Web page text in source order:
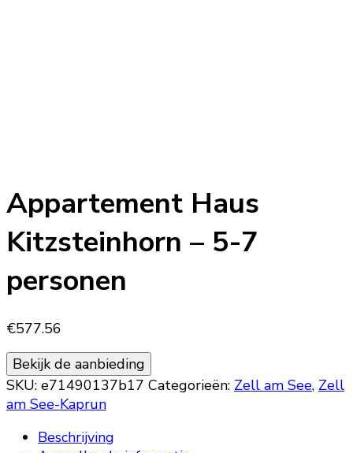
Appartement Haus
Kitzsteinhorn – 5-7
personen
€577.56
Bekijk de aanbieding
SKU: e71490137b17 Categorieën: Zell am See, Zell
am See-Kaprun
Beschrijving